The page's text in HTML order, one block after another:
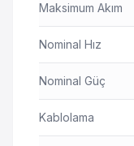
Maksimum Akım
Nominal Hız
Nominal Güç
Kablolama